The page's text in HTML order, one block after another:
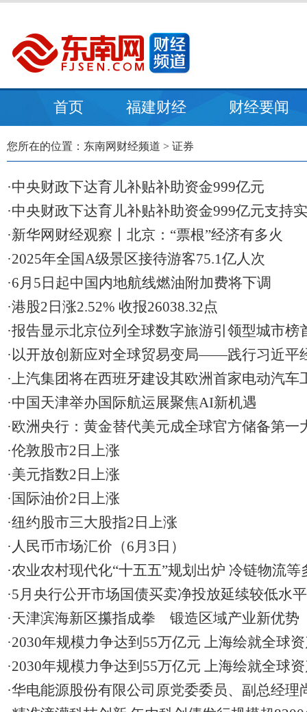
首页 福建财经 财经要闻
您所在的位置： 东南网财经频道 > 证券
·中央财政下达育儿补贴补助资金999亿元
·中央财政下达育儿补贴补助资金999亿元支持
·新华网财经观察丨北京：“票根”经济有多火
·2025年全国A级景区接待游客75.1亿人次
·6月5日起中国内地航线燃油附加费将下调
·港股2日涨2.52% 收报26038.32点
·报告显示北京位列全球数字旅游引领型城市榜
·以开放创新应对全球贸易变局——践行习近平
国建设迈出新步伐
·上汽集团将在西班牙建设其欧洲首家电动汽车
·中国天津举办国际航运展聚焦AI新机遇
·欧洲央行：黄金替代美元成全球官方储备第一
·伦敦股市2日上涨
·美元指数2日上涨
·国际油价2日上涨
·纽约股市三大股指2日上涨
·人民币市场汇价（6月3日）
·农业农村现代化“十五五”规划出炉 冷链物流
·5月央行公开市场国债买卖净投放延续较低水平
·天津滨海新区攥指成拳 锻造区域产业新优势
·2030年规模力争达到55万亿元 上海绘就全球
图”
·2030年规模力争达到55万亿元 上海绘就全球
图”
·华电能源股份有限公司原党委委员、副总经理